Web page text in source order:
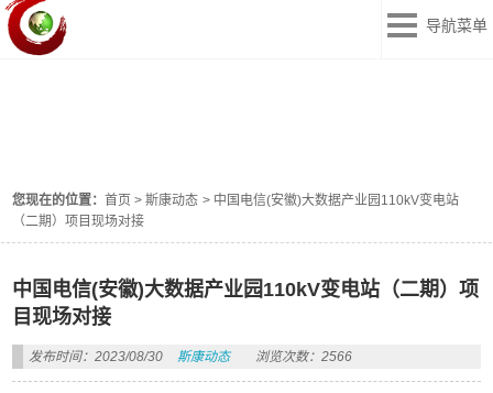
导航菜单
您现在的位置：首页 >斯康动态 > 中国电信(安徽)大数据产业园110kV变电站
（二期）项目现场对接
中国电信(安徽)大数据产业园110kV变电站（二期）项
目现场对接
发布时间：2023/08/30 斯康动态 浏览次数：2566